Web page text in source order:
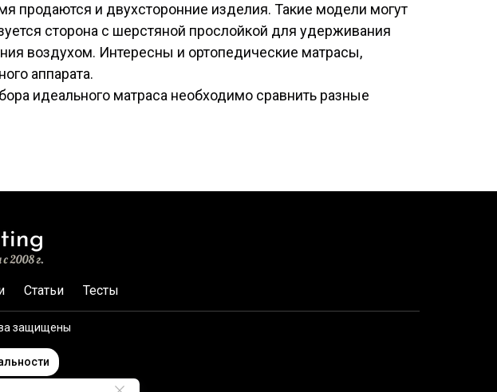
продаются и двухсторонние изделия. Такие модели могут
сторона с шерстяной прослойкой для удерживания
воздухом. Интересны и ортопедические матрасы,
аппарата.
идеального матраса необходимо сравнить разные
Статьи Тесты
защищены